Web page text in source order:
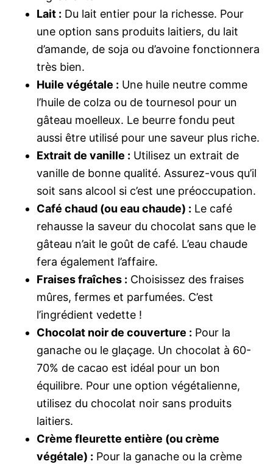
Lait : Du lait entier pour la richesse. Pour
une option sans produits laitiers, du lait
d’amande, de soja ou d’avoine fonctionnera
très bien.
Huile végétale : Une huile neutre comme
l’huile de colza ou de tournesol pour un
gâteau moelleux. Le beurre fondu peut
aussi être utilisé pour une saveur plus riche.
Extrait de vanille : Utilisez un extrait de
vanille de bonne qualité. Assurez-vous qu’il
soit sans alcool si c’est une préoccupation.
Café chaud (ou eau chaude) : Le café
rehausse la saveur du chocolat sans que le
gâteau n’ait le goût de café. L’eau chaude
fera également l’affaire.
Fraises fraîches : Choisissez des fraises
mûres, fermes et parfumées. C’est
l’ingrédient vedette !
Chocolat noir de couverture : Pour la
ganache ou le glaçage. Un chocolat à 60-
70% de cacao est idéal pour un bon
équilibre. Pour une option végétalienne,
utilisez du chocolat noir sans produits
laitiers.
Crème fleurette entière (ou crème
végétale) : Pour la ganache ou la crème